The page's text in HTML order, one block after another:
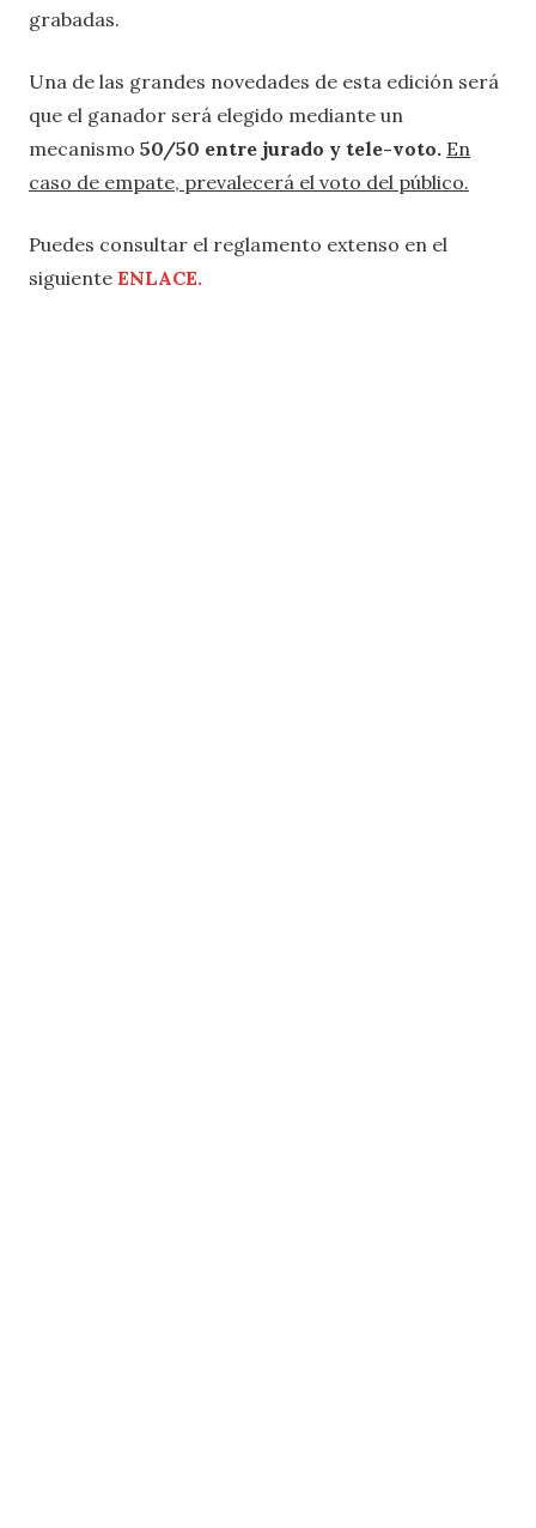
grabadas.
Una de las grandes novedades de esta edición será
que el ganador será elegido mediante un
mecanismo 50/50 entre jurado y tele-voto. En
caso de empate, prevalecerá el voto del público.
Puedes consultar el reglamento extenso en el
siguiente ENLACE.